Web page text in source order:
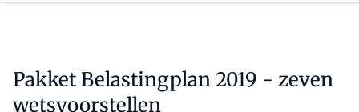
Pakket Belastingplan 2019 - zeven
wetsvoorstellen